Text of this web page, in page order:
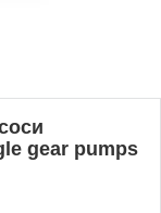
gear pumps